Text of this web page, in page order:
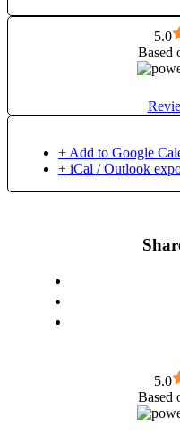
manifestarea
resurselor
sesiunile private,
Feminitate și Channeling
să acceseze energii
conexiune autentică
de expansiune personală. Transformarea nu
proces, ci o artă, iar
5.0
Based
+ Add to Google
+ iCal / Outlook
5.0
Based